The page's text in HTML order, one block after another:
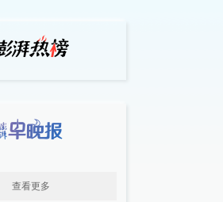
查看更多